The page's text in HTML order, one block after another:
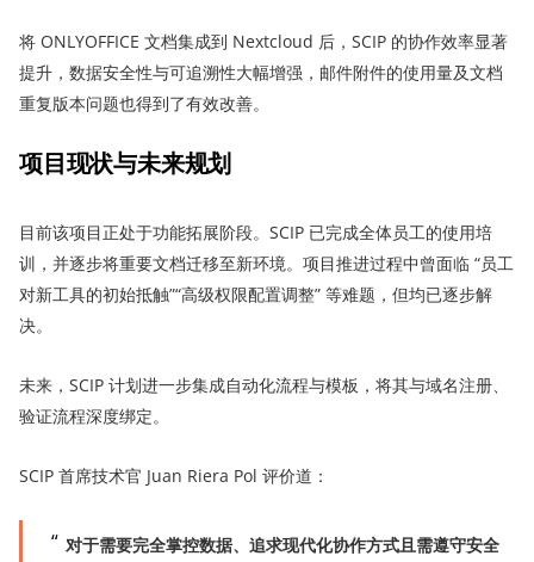
将 ONLYOFFICE 文档集成到 Nextcloud 后，SCIP 的协作效率显著
提升，数据安全性与可追溯性大幅增强，邮件附件的使用量及文档
重复版本问题也得到了有效改善。
项目现状与未来规划
目前该项目正处于功能拓展阶段。SCIP 已完成全体员工的使用培
训，并逐步将重要文档迁移至新环境。项目推进过程中曾面临 “员工
对新工具的初始抵触”“高级权限配置调整” 等难题，但均已逐步解
决。
未来，SCIP 计划进一步集成自动化流程与模板，将其与域名注册、
验证流程深度绑定。
SCIP 首席技术官 Juan Riera Pol 评价道：
对于需要完全掌控数据、追求现代化协作方式且需遵守安全